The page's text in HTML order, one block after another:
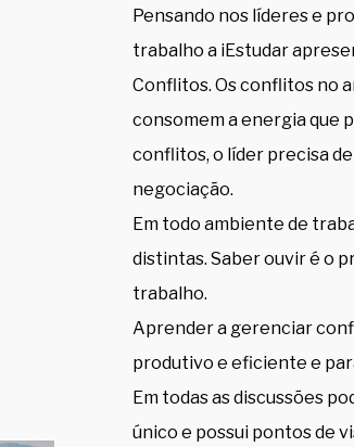
Pensando nos líderes e
trabalho a iEstudar
Conflitos. Os conflitos no
consomem a energia que
conflitos, o líder precisa
negociação.
Em todo ambiente de
distintas. Saber ouvir é o
trabalho.
Aprender a gerenciar
produtivo e eficiente e
Em todas as discussões
único e possui pontos de